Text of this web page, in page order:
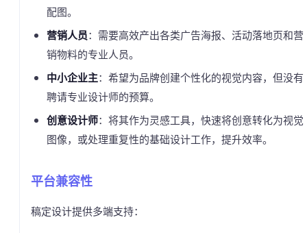
配图。
营销人员：需要高效产出各类广告海报、活动落地页和营
销物料的专业人员。
中小企业主：希望为品牌创建个性化的视觉内容，但没有
聘请专业设计师的预算。
创意设计师：将其作为灵感工具，快速将创意转化为视觉
图像，或处理重复性的基础设计工作，提升效率。
平台兼容性
稿定设计提供多端支持：